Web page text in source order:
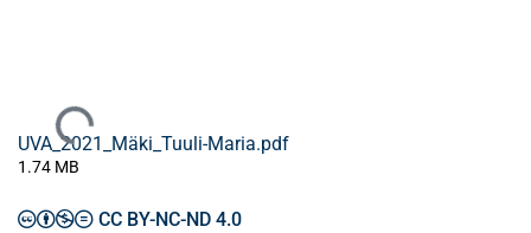
Ladataan...
UVA_2021_Mäki_Tuuli-Maria.pdf
1.74 MB
CC BY-NC-ND 4.0